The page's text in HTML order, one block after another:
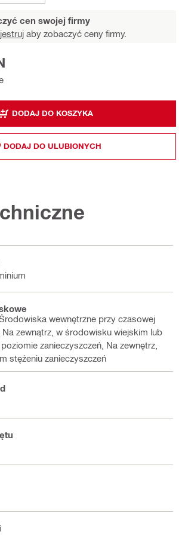
cen swojej firmy
aby zobaczyć ceny firmy.
DODAJ DO KOSZYKA
DODAJ DO ULUBIONYCH
Środowiska wewnętrzne przy czasowej
Na zewnątrz, w środowisku wiejskim lub
poziomie zanieczyszczeń, Na zewnętrz,
stężeniu zanieczyszczeń